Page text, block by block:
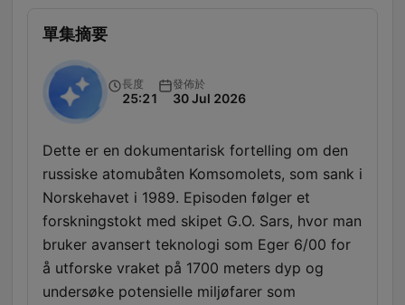
單集摘要
長度
25:21
發佈於
30 Jul 2026
Dette er en dokumentarisk fortelling om den
russiske atomubåten Komsomolets, som sank i
Norskehavet i 1989. Episoden følger et
forskningstokt med skipet G.O. Sars, hvor man
bruker avansert teknologi som Eger 6/00 for
å utforske vraket på 1700 meters dyp og
undersøke potensielle miljøfarer som